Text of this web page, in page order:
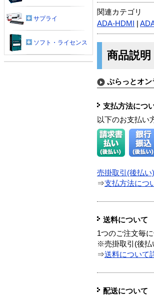
関連カテゴリ
ADA-HDMI
商品説明
ぷらっとオ
支払方法につ
以下のお支払い
売掛取引(後払い)
⇒支払方法につ
送料について
1つのご注文毎に
※売掛取引(後払
⇒送料について
配送について
サプライ
ソフト・ライセンス